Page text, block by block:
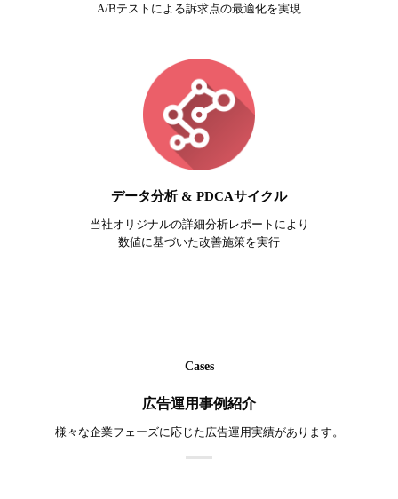
A/Bテストによる訴求点の最適化を実現
データ分析 & PDCAサイクル
当社オリジナルの詳細分析レポートにより
数値に基づいた改善施策を実行
Cases
広告運用事例紹介
様々な企業フェーズに応じた広告運用実績があります。